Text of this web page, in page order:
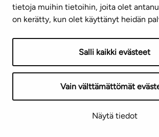
tietoja muihin tietoihin, joita olet
on kerätty, kun olet käyttänyt heidän
Salli kaikki evästeet
Vain välttämättömät
Näytä tiedot